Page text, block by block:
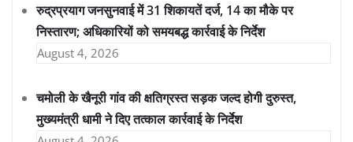
रुद्रप्रयाग जनसुनवाई में 31 शिकायतें दर्ज, 14 का मौके पर
निस्तारण; अधिकारियों को समयबद्ध कार्रवाई के निर्देश
August 4, 2026
चमोली के खैनूरी गांव की क्षतिग्रस्त सड़क जल्द होगी दुरुस्त,
मुख्यमंत्री धामी ने दिए तत्काल कार्रवाई के निर्देश